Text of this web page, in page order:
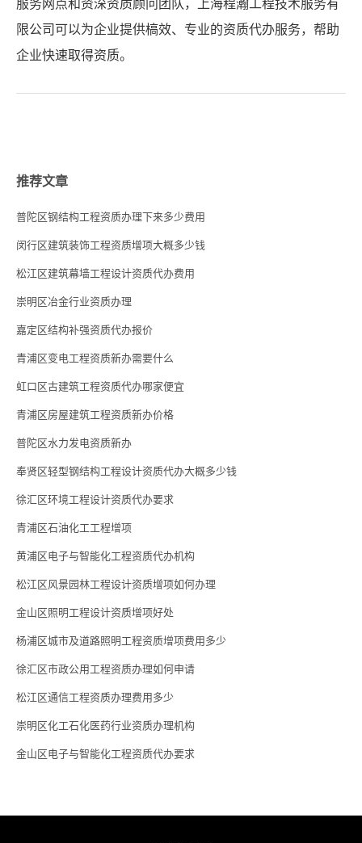
服务网点和资深资质顾问团队，上海程瀚工程技术服务有
限公司可以为企业提供槁效、专业的资质代办服务，帮助
企业快速取得资质。
推荐文章
普陀区钢结构工程资质办理下来多少费用
闵行区建筑装饰工程资质增项大概多少钱
松江区建筑幕墙工程设计资质代办费用
崇明区冶金行业资质办理
嘉定区结构补强资质代办报价
青浦区变电工程资质新办需要什么
虹口区古建筑工程资质代办哪家便宜
青浦区房屋建筑工程资质新办价格
普陀区水力发电资质新办
奉贤区轻型钢结构工程设计资质代办大概多少钱
徐汇区环境工程设计资质代办要求
青浦区石油化工工程增项
黄浦区电子与智能化工程资质代办机构
松江区风景园林工程设计资质增项如何办理
金山区照明工程设计资质增项好处
杨浦区城市及道路照明工程资质增项费用多少
徐汇区市政公用工程资质办理如何申请
松江区通信工程资质办理费用多少
崇明区化工石化医药行业资质办理机构
金山区电子与智能化工程资质代办要求